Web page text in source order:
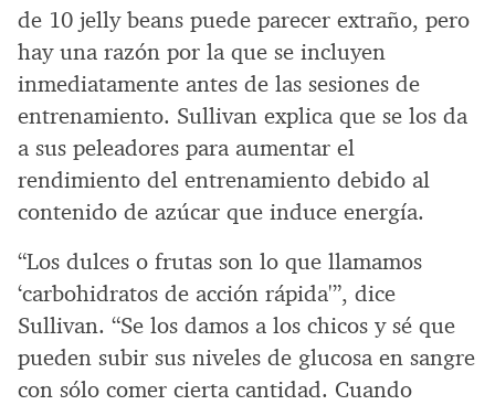
de 10 jelly beans puede parecer extraño, pero
hay una razón por la que se incluyen
inmediatamente antes de las sesiones de
entrenamiento. Sullivan explica que se los da
a sus peleadores para aumentar el
rendimiento del entrenamiento debido al
contenido de azúcar que induce energía.
“Los dulces o frutas son lo que llamamos
‘carbohidratos de acción rápida'”, dice
Sullivan. “Se los damos a los chicos y sé que
pueden subir sus niveles de glucosa en sangre
con sólo comer cierta cantidad. Cuando